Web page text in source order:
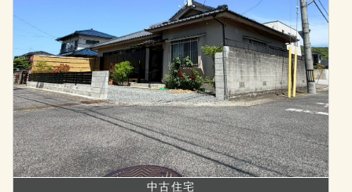
中古住宅